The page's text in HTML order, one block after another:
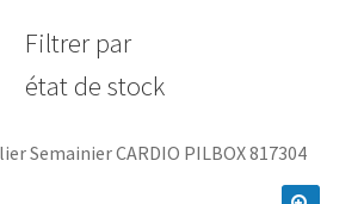
Filtrer par
état de stock
Semainier CARDIO PILBOX 817304